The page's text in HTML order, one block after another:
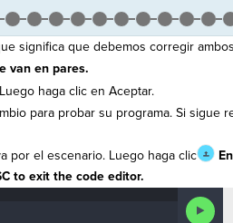
significa que debemos corregir
van en pares.
haga clic en Aceptar.
para probar su programa. Si sigue
por el escenario. Luego haga clic
to exit the code editor.
Run
Code